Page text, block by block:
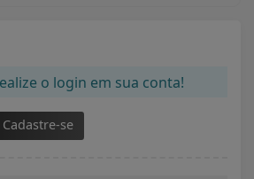
o login em sua conta!
Cadastre-se